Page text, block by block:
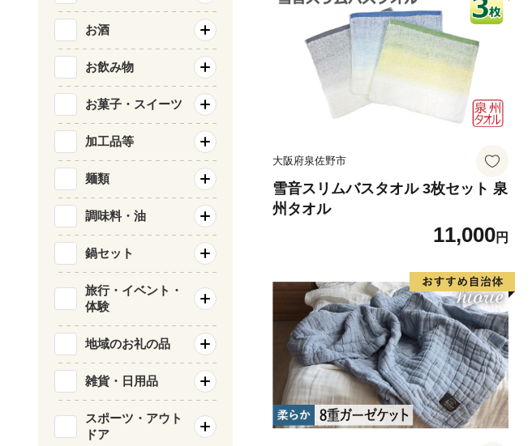
大阪府泉佐野市
雪音スリムバスタオル 3枚セット 泉
州タオル
11,000円
お酒
お飲み物
お菓子・スイーツ
加工品等
麺類
調味料・油
鍋セット
旅行・イベント・
体験
地域のお礼の品
雑貨・日用品
スポーツ・アウト
ドア